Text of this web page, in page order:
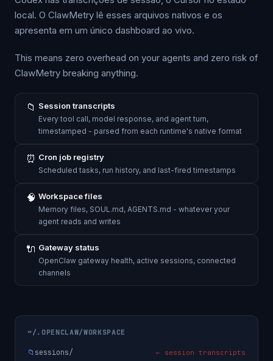
local. O ClawMetry lê esses arquivos nativos e os
apresenta em um único dashboard ao vivo.
This means zero overhead on your agents and zero risk of
ClawMetry breaking anything.
📁 Session transcripts
Every tool call, model response, and agent turn,
timestamped - parsed from each runtime's native format
⏰ Cron job registry
Scheduled tasks, run history, and last-fired timestamps
🧠 Workspace files
Memory files, SOUL.md, AGENTS.md - whatever your
agent reads and writes
🔌 Gateway status
OpenClaw gateway health, active sessions, connected
channels
~/.OPENCLAW/WORKSPACE
📁 sessions/ ← session transcripts